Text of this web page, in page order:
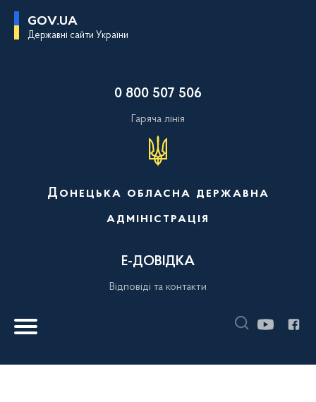
GOV.UA
Державні сайти України
0 800 507 506
Гаряча лінія
Донецька обласна державна
адміністрація
Е-ДОВІДКА
Відповіді та контакти